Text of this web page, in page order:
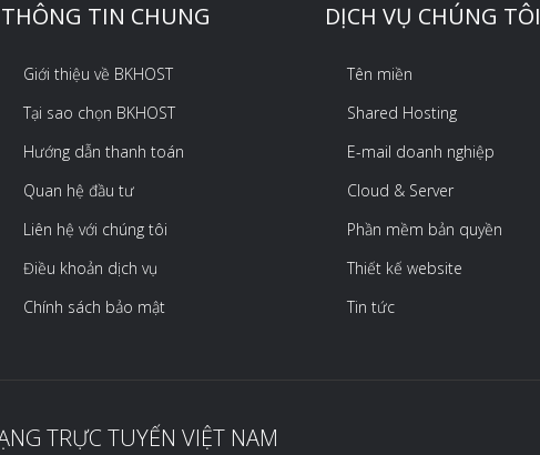
THÔNG TIN CHUNG
Giới thiệu về BKHOST
Tại sao chọn BKHOST
Hướng dẫn thanh toán
Quan hệ đầu tư
Liên hệ với chúng tôi
Điều khoản dịch vụ
Chính sách bảo mật
DỊCH VỤ CHÚNG TÔI
Tên miền
Shared Hosting
E-mail doanh nghiệp
Cloud & Server
Phần mềm bản quyền
Thiết kế website
Tin tức
TRỰC TUYẾN VIỆT NAM